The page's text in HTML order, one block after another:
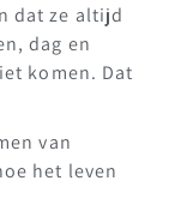
dat ze altijd
dag en
komen. Dat
van
het leven